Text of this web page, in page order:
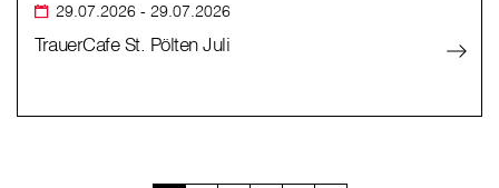
29.07.2026 - 29.07.2026
TrauerCafe St. Pölten Juli